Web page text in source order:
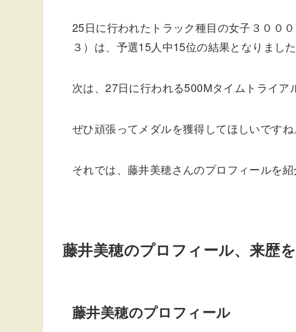
25日に行われたトラック種目の女子３００
３）は、予選15人中15位の結果となりました
次は、27日に行われる500Mタイムトライア
ぜひ頑張ってメダルを獲得してほしいですね
それでは、藤井美穂さんのプロフィールを紹
藤井美穂のプロフィール、来歴
藤井美穂のプロフィール